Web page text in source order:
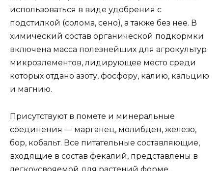
использоваться в виде удобрения с
подстилкой (солома, сено), а также без нее. В
химический состав органической подкормки
включена масса полезнейших для агрокультур
микроэлементов, лидирующее место среди
которых отдано азоту, фосфору, калию, кальцию
и магнию.
Присутствуют в помете и минеральные
соединения — марганец, молибден, железо,
бор, кобальт. Все питательные составляющие,
входящие в состав фекалий, представлены в
легкоусвояемой для растений форме.